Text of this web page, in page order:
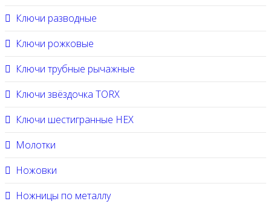
Ключи разводные
Ключи рожковые
Ключи трубные рычажные
Ключи звёздочка TORX
Ключи шестигранные HEX
Молотки
Ножовки
Ножницы по металлу